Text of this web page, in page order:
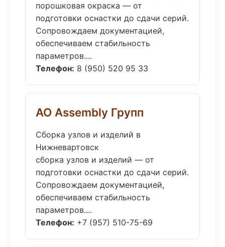
порошковая окраска — от
подготовки оснастки до сдачи серий.
Сопровождаем документацией,
обеспечиваем стабильность
параметров....
Телефон: 8 (950) 520 95 33
АО Assembly Групп
Сборка узлов и изделий в
Нижневартовск
сборка узлов и изделий — от
подготовки оснастки до сдачи серий.
Сопровождаем документацией,
обеспечиваем стабильность
параметров....
Телефон: +7 (957) 510-75-69